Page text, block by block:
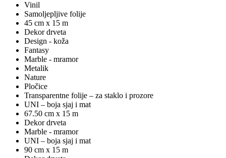
Vinil
Samoljepljive folije
45 cm x 15 m
Dekor drveta
Design - koža
Fantasy
Marble - mramor
Metalik
Nature
Pločice
Transparentne folije – za staklo i prozore
UNI – boja sjaj i mat
67.50 cm x 15 m
Dekor drveta
Marble - mramor
UNI – boja sjaj i mat
90 cm x 15 m